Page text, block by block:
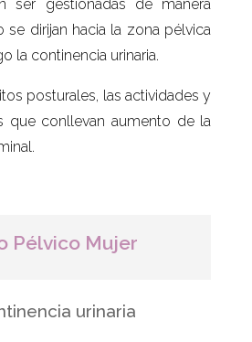
ser gestionadas de manera
se dirijan hacia la zona pélvica
la continencia urinaria.
posturales, las actividades y
que conllevan aumento de la
Pélvico Mujer
urinaria